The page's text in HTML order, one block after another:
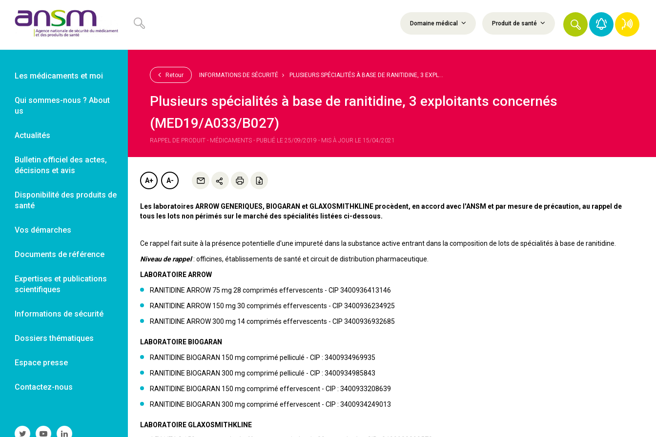
Domaine médical Produit de santé
Les médicaments et moi
Qui sommes-nous ? About
us
Actualités
Bulletin officiel des actes,
décisions et avis
Disponibilité des produits de
santé
Vos démarches
Documents de référence
Expertises et publications
scientifiques
Informations de sécurité
Dossiers thématiques
Espace presse
Contactez-nous
SuivreSuivreSuivre
Retour INFORMATIONS DE SÉCURITÉ PLUSIEURS SPÉCIALITÉS À BASE DE RANITIDINE, 3 EXPL...
Plusieurs spécialités à base de ranitidine, 3 exploitants concernés
(MED19/A033/B027)
RAPPEL DE PRODUIT - MÉDICAMENTS - PUBLIÉ LE 25/09/2019 - MIS À JOUR LE 15/04/2021
A+ A-
Les laboratoires ARROW GENERIQUES, BIOGARAN et GLAXOSMITHKLINE procèdent, en accord avec l'ANSM et par mesure de précaution, au rappel de
tous les lots non périmés sur le marché des spécialités listées ci-dessous.
Ce rappel fait suite à la présence potentielle d'une impureté dans la substance active entrant dans la composition de lots de spécialités à base de ranitidine.
Niveau de rappel: officines, établissements de santé et circuit de distribution pharmaceutique.
LABORATOIRE ARROW
RANITIDINE ARROW 75 mg 28 comprimés effervescents - CIP 3400936413146
RANITIDINE ARROW 150 mg 30 comprimés effervescents - CIP 3400936234925
RANITIDINE ARROW 300 mg 14 comprimés effervescents - CIP 3400936932685
LABORATOIRE BIOGARAN
RANITIDINE BIOGARAN 150 mg comprimé pelliculé - CIP : 3400934969935
RANITIDINE BIOGARAN 300 mg comprimé pelliculé - CIP : 3400934985843
RANITIDINE BIOGARAN 150 mg comprimé effervescent - CIP : 3400933208639
RANITIDINE BIOGARAN 300 mg comprimé effervescent - CIP : 3400934249013
LABORATOIRE GLAXOSMITHKLINE